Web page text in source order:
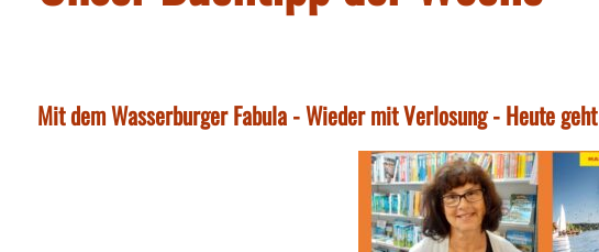
Mit dem Wasserburger Fabula - Wieder mit Verlosung - Heute